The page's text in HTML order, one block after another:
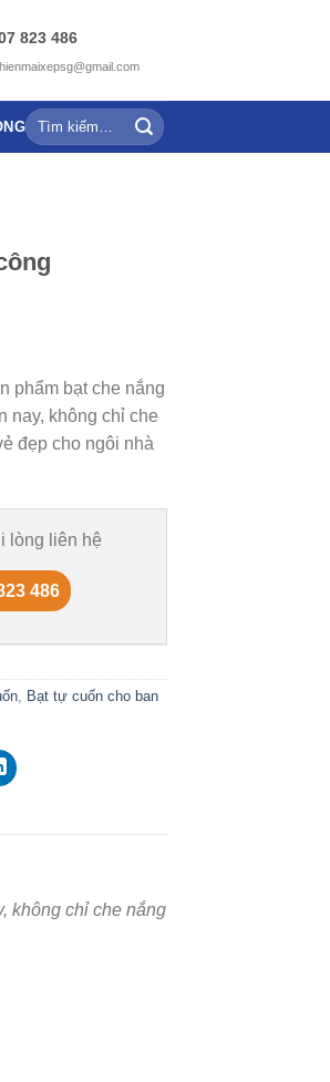
823 486
phẩm bạt che nắng
nay, không chỉ che
đẹp cho ngôi nhà
lòng liên hệ
486
, Bạt tự cuốn cho ban
không chỉ che nắng